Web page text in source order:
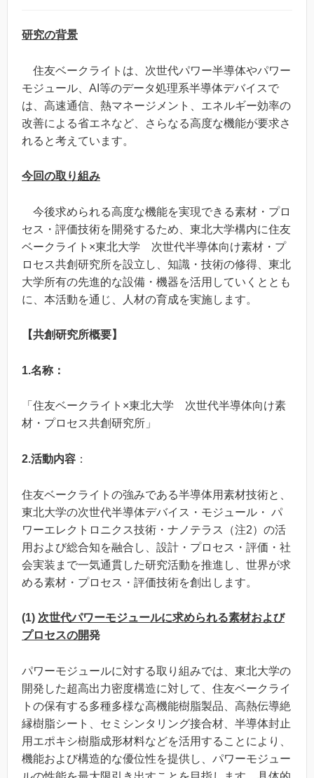
研究の背景
住友ベークライトは、次世代パワー半導体やパワー
モジュール、AI等のデータ処理系半導体デバイスで
は、高速通信、熱マネージメント、エネルギー効率の
改善による省エネなど、さらなる高度な機能が要求さ
れると考えています。
今回の取り組み
今後求められる高度な機能を実現できる素材・プロ
セス・評価技術を開発するため、東北大学構内に住友
ベークライト×東北大学 次世代半導体向け素材・プ
ロセス共創研究所を設立し、知識・技術の修得、東北
大学所有の先進的な設備・機器を活用していくととも
に、本活動を通じ、人材の育成を実施します。
【共創研究所概要】
1.名称：
「住友ベークライト×東北大学 次世代半導体向け素
材・プロセス共創研究所」
2.活動内容 ：
住友ベークライトの強みである半導体用素材技術と、
東北大学の次世代半導体デバイス・モジュール・ パ
ワーエレクトロニクス技術・ナノテラス（注2）の活
用および総合知を融合し、設計・プロセス・評価・社
会実装まで一気通貫した研究活動を推進し、世界が求
める素材・プロセス・評価技術を創出します。
(1) 次世代パワーモジュールに求められる素材および
プロセスの開発
パワーモジュールに対する取り組みでは、東北大学の
開発した超高出力密度構造に対して、住友ベークライ
トの保有する多種多様な高機能樹脂製品、高熱伝導絶
縁樹脂シート、セミシンタリング接合材、半導体封止
用エポキシ樹脂成形材料などを活用することにより、
機能および構造的な優位性を提供し、パワーモジュー